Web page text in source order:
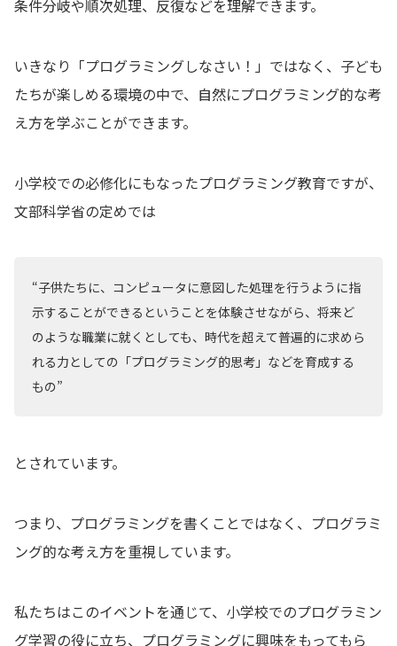
条件分岐や順次処理、反復などを理解できます。
いきなり「プログラミングしなさい！」ではなく、子ども
たちが楽しめる環境の中で、自然にプログラミング的な考
え方を学ぶことができます。
小学校での必修化にもなったプログラミング教育ですが、
文部科学省の定めでは
“子供たちに、コンピュータに意図した処理を行うように指
示することができるということを体験させながら、将来ど
のような職業に就くとしても、時代を超えて普遍的に求めら
れる力としての「プログラミング的思考」などを育成する
もの”
とされています。
つまり、プログラミングを書くことではなく、プログラミ
ング的な考え方を重視しています。
私たちはこのイベントを通じて、小学校でのプログラミン
グ学習の役に立ち、プログラミングに興味をもってもら